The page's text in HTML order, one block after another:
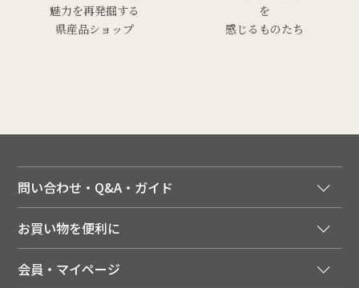
魅力を再発掘する
県産品ショップ
を
感じるものたち
問い合わせ・Q&A・ガイド
ご利用ガイド
領収書について
お買い物を便利に
季節のカタログを無料でお届け
会員・マイページ